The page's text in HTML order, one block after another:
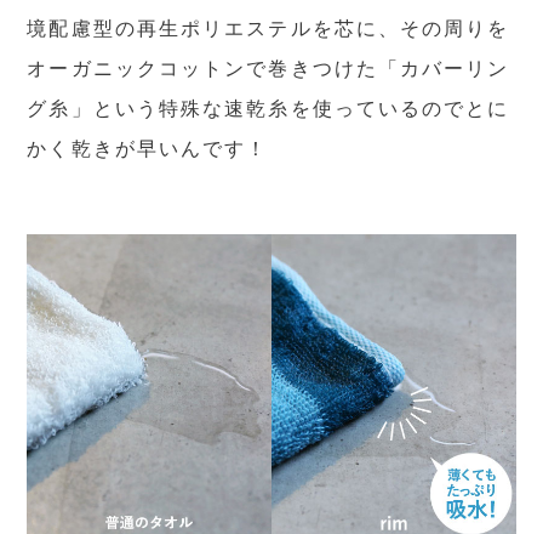
境配慮型の再生ポリエステルを芯に、その周りを
オーガニックコットンで巻きつけた「カバーリン
グ糸」という特殊な速乾糸を使っているのでとに
かく乾きが早いんです！